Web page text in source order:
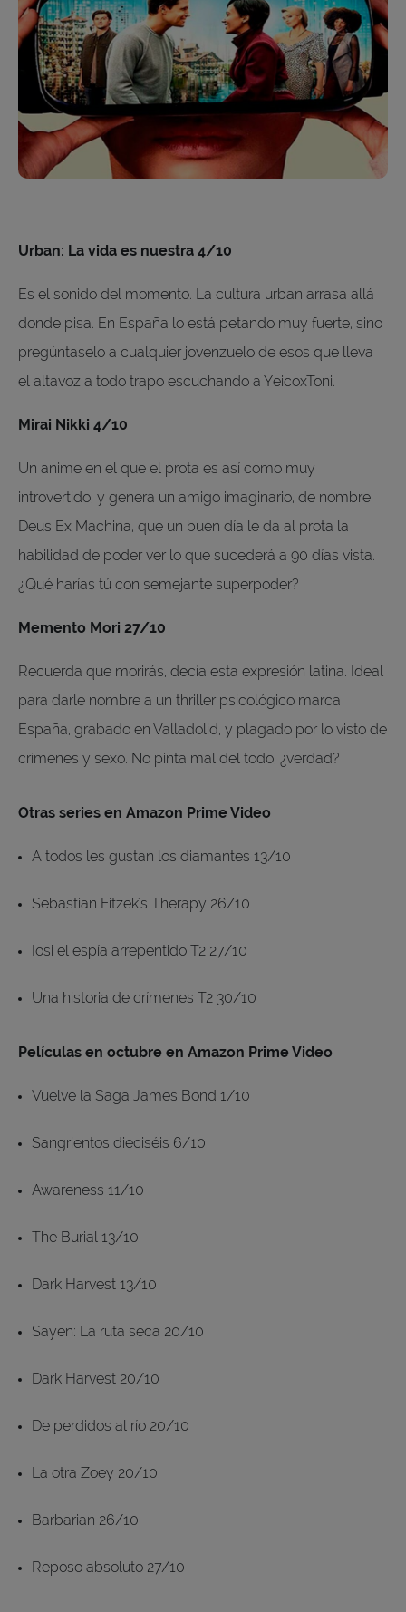
Urban: La vida es nuestra 4/10
Es el sonido del momento. La cultura urban arrasa allá
donde pisa. En España lo está petando muy fuerte, sino
pregúntaselo a cualquier jovenzuelo de esos que lleva
el altavoz a todo trapo escuchando a YeicoxToni.
Mirai Nikki 4/10
Un anime en el que el prota es así como muy
introvertido, y genera un amigo imaginario, de nombre
Deus Ex Machina, que un buen día le da al prota la
habilidad de poder ver lo que sucederá a 90 días vista.
¿Qué harías tú con semejante superpoder?
Memento Mori 27/10
Recuerda que morirás, decía esta expresión latina. Ideal
para darle nombre a un thriller psicológico marca
España, grabado en Valladolid, y plagado por lo visto de
crímenes y sexo. No pinta mal del todo, ¿verdad?
Otras series en Amazon Prime Video
A todos les gustan los diamantes 13/10
Sebastian Fitzek's Therapy 26/10
Iosi el espía arrepentido T2 27/10
Una historia de crímenes T2 30/10
Películas en octubre en Amazon Prime Video
Vuelve la Saga James Bond 1/10
Sangrientos dieciséis 6/10
Awareness 11/10
The Burial 13/10
Dark Harvest 13/10
Sayen: La ruta seca 20/10
Dark Harvest 20/10
De perdidos al río 20/10
La otra Zoey 20/10
Barbarian 26/10
Reposo absoluto 27/10